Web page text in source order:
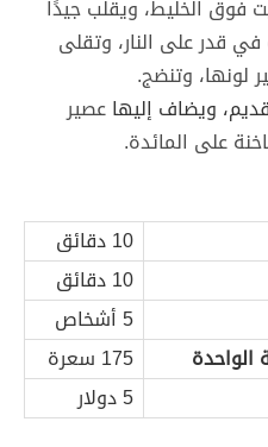
فوق الخليط، ويقلب جيدًا
في قدر على النار، وتقلى
لونها، وتنضج.
ويضاف إليهاعصير
على المائدة.
10 دقائق
10 دقائق
5 أشخاص
الواحدة
175 سعرة
5 دولار